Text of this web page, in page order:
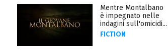
Mentre Montalbano
è impegnato nelle
indagini sull'omicidi...
FICTION